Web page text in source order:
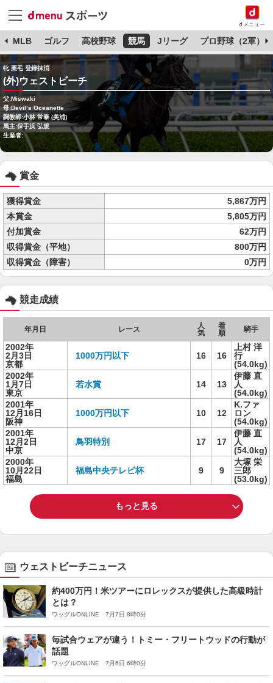
dメニュー
MLB ゴルフ 高校野球 競馬 Jリーグ プロ野球（2軍）
牝 栗毛 登録抹消
(外)ウェストビーチ
父:Miswaki
母:Devil’s Oceanette
調教師:小林 常泰 (美浦)
馬主:保手浜 弘規
生産者:
賞金
獲得賞金
5,867万円
本賞金
5,805万円
付加賞金
62万円
収得賞金（平地）
800万円
収得賞金（障害）
0万円
競走成績
年月日 レース
人
気
着
順
騎手
2002年
2月3日
京都
1000万円以下 16 16
上村 洋
行
(54.0kg)
2002年
1月7日
東京
若水賞 14 13
伊藤 直
人
(54.0kg)
2001年
12月16日
阪神
1000万円以下 10 12
K.ファ
ロン
(54.0kg)
2001年
12月2日
中京
鳥羽特別 17 17
伊藤 直
人
(54.0kg)
2000年
10月22日
福島
福島中央テレビ杯 9 9
大塚 栄
三郎
(53.0kg)
もっと見る
ウェストビーチニュース
約400万円！米ツアーにロレックスが提供した高級時計
とは？
ワッグルONLINE 7月7日 8時0分
毎試合ウェアが違う！トミー・フリートウッドの行動が
話題
ワッグルONLINE 7月6日 6時0分